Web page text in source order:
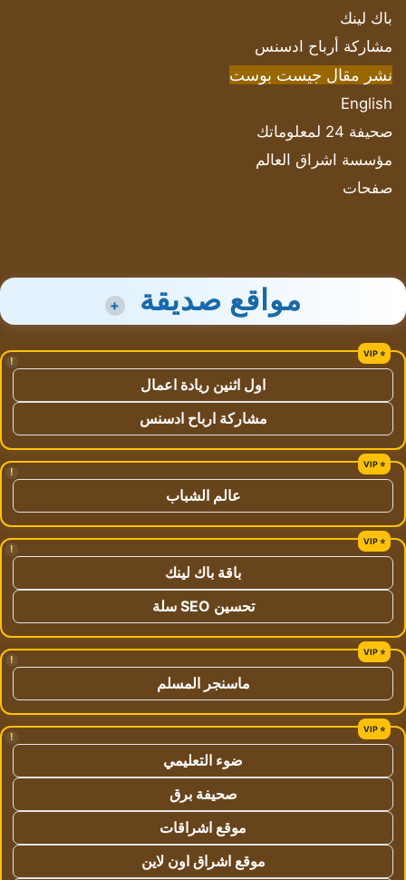
باك لينك
مشاركة أرباح ادسنس
نشر مقال جيست بوست
English
صحيفة 24 لمعلوماتك
مؤسسة اشراق العالم
صفحات
مواقع صديقة +
!
اول اثنين ريادة اعمال
مشاركة ارباح ادسنس
!
عالم الشباب
!
باقة باك لينك
تحسين SEO سلة
!
ماسنجر المسلم
!
ضوء التعليمي
صحيفة برق
موقع اشراقات
موقع اشراق اون لاين